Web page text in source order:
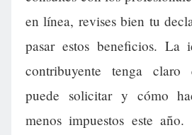
en línea, revises bien tu
pasar estos beneficios. La
contribuyente tenga claro
puede solicitar y cómo
menos impuestos este